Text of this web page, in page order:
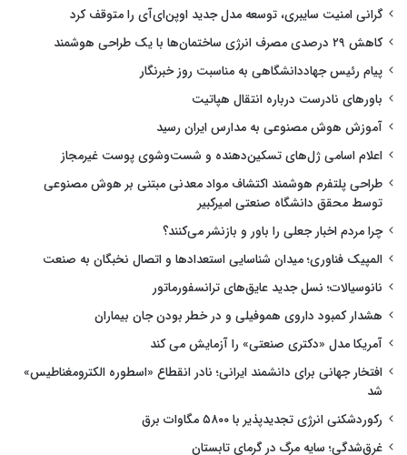
گرانی امنیت سایبری، توسعه مدل جدید اوپن‌ای‌آی را متوقف کرد
کاهش ۲۹ درصدی مصرف انرژی ساختمان‌ها با یک طراحی هوشمند
پیام رئیس جهاددانشگاهی به مناسبت روز خبرنگار
باورهای نادرست درباره انتقال هپاتیت
آموزش هوش مصنوعی به مدارس ایران رسید
اعلام اسامی ژل‌های تسکین‌دهنده و شست‌وشوی پوست غیرمجاز
طراحی پلتفرم هوشمند اکتشاف مواد معدنی مبتنی بر هوش مصنوعی
توسط محقق دانشگاه صنعتی امیرکبیر
چرا مردم اخبار جعلی را باور و بازنشر می‌کنند؟
المپیک فناوری؛ میدان شناسایی استعدادها و اتصال نخبگان به صنعت
نانوسیالات؛ نسل جدید عایق‌های ترانسفورماتور
هشدار کمبود داروی هموفیلی و در خطر بودن جان بیماران
آمریکا مدل «دکتری صنعتی» را آزمایش می کند
افتخار جهانی برای دانشمند ایرانی؛ نادر انقطاع «اسطوره الکترومغناطیس»
شد
رکوردشکنی انرژی تجدیدپذیر با ۵۸۰۰ مگاوات برق
غرق‌شدگی؛ سایه مرگ در گرمای تابستان